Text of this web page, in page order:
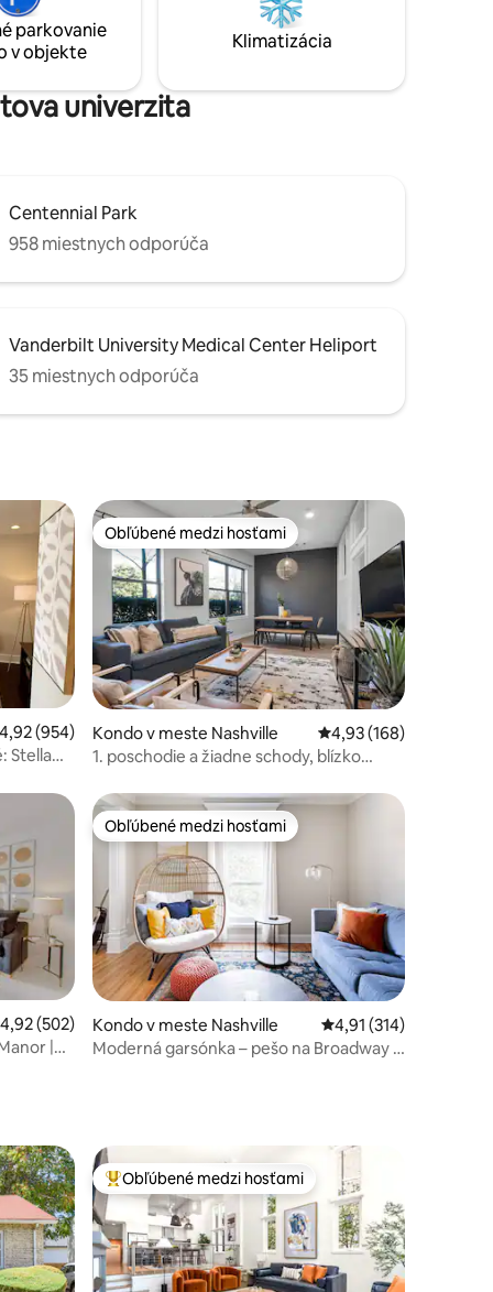
Centennial Park, do reštaurácií a na
obľúbené miesta v okolí. Broadway,
Music Row, Midtown a 12 South sú
parkovanie
v objekte
Klimatizácia
univerzita
Centennial Park
958 miestnych odporúča
Vanderbilt University Medical Center Heliport
35 miestnych odporúča
118
ohodnotenie 4,92 z 5, počet hodnotení: 954
4,92 (954)
Stella
Obľúbené medzi hosťami
Obľúbené medzi hosťami
Kondo v meste Nashville Priemerné
4,93 (168)
1. poschodie a žiadne schody, blízko
310ohodnotenie 4,92 z 5, počet hodnotení: 502
4,92 (502)
|
Obľúbené medzi hosťami
Obľúbené medzi hosťami
Kondo v meste Nashville Priemerné
4,91 (314)
Moderná garsónka – pešo na Broadway –
Najobľúbenejšie medzi hosťami
Obľúbené medzi hosťami